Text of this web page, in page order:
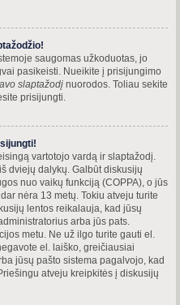
saugomas užkoduotas, jo
pasikeisti. Nueikite į prisijungimo
slaptažodį nuorodos. Toliau sekite
prisijungti.
vartotojo vardą ir slaptažodį.
dviejų dalykų. Galbūt diskusijų
nuo vaikų funkciją (COPPA), o jūs
nėra 13 metų. Tokiu atveju turite
lentos reikalauja, kad jūsų
arba jūs pats.
metu. Ne už ilgo turite gauti el.
el. laiško, greičiausiai
jūsų pašto sistema pagalvojo, kad
atveju kreipkitės į diskusijų